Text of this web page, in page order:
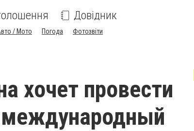
Довідник
/ Мото Погода Фотозвіти
хочет провести